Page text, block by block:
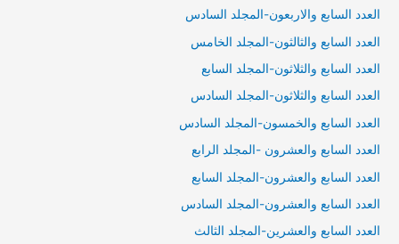
العدد السابع والاربعون-المجلد السادس
العدد السابع والثالثون-المجلد الخامس
العدد السابع والثلاثون-المجلد السابع
العدد السابع والثلاثون-المجلد السادس
العدد السابع والخمسون-المجلد السادس
العدد السابع والعشرون -المجلد الرابع
العدد السابع والعشرون-المجلد السابع
العدد السابع والعشرون-المجلد السادس
العدد السابع والعشرين-المجلد الثالث